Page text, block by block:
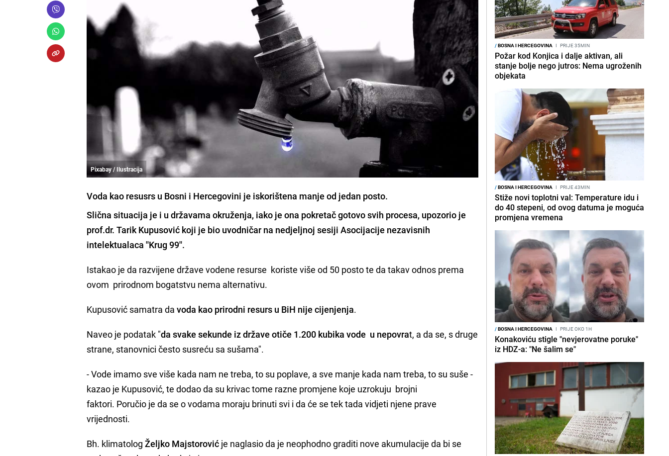
Pixabay / Ilustracija
Voda kao resusrs u Bosni i Hercegovini je iskorištena manje od jedan posto.
Slična situacija je i u državama okruženja, iako je ona pokretač gotovo svih procesa, upozorio je
prof.dr.Tarik Kupusović koji je bio uvodničar na nedjeljnoj sesiji Asocijacije nezavisnih
intelektualaca ''Krug 99''.
Istakao je da razvijene države vodene resurse koriste više od 50 posto te da takav odnos prema
ovom prirodnom bogatstvu nema alternativu.
Kupusović samatra davoda kao prirodni resurs u BiH nije cijenjenja.
Naveo je podatak "da svake sekunde iz države otiče 1.200 kubika vode u nepovrat, a da se, s druge
strane, stanovnici često susreću sa sušama".
- Vode imamo sve više kada nam ne treba, to su poplave, a sve manje kada nam treba, to su suše -
kazao je Kupusović, te dodao da su krivac tome razne promjene koje uzrokuju brojni
faktori. Poručio je da se o vodama moraju brinuti svi i da će se tek tada vidjeti njene prave
vrijednosti.
Bh. klimatolog Željko Majstorović je naglasio da je neophodno graditi nove akumulacije da bi se
/BOSNA I HERCEGOVINA I PRIJE 35MIN
Požar kod Konjica i dalje aktivan, ali
stanje bolje nego jutros: Nema ugroženih
objekata
/BOSNA I HERCEGOVINA I PRIJE 43MIN
Stiže novi toplotni val: Temperature idu i
do 40 stepeni, od ovog datuma je moguća
promjena vremena
/BOSNA I HERCEGOVINA I PRIJE OKO 1H
Konakoviću stigle "nevjerovatne poruke"
iz HDZ-a: "Ne šalim se"